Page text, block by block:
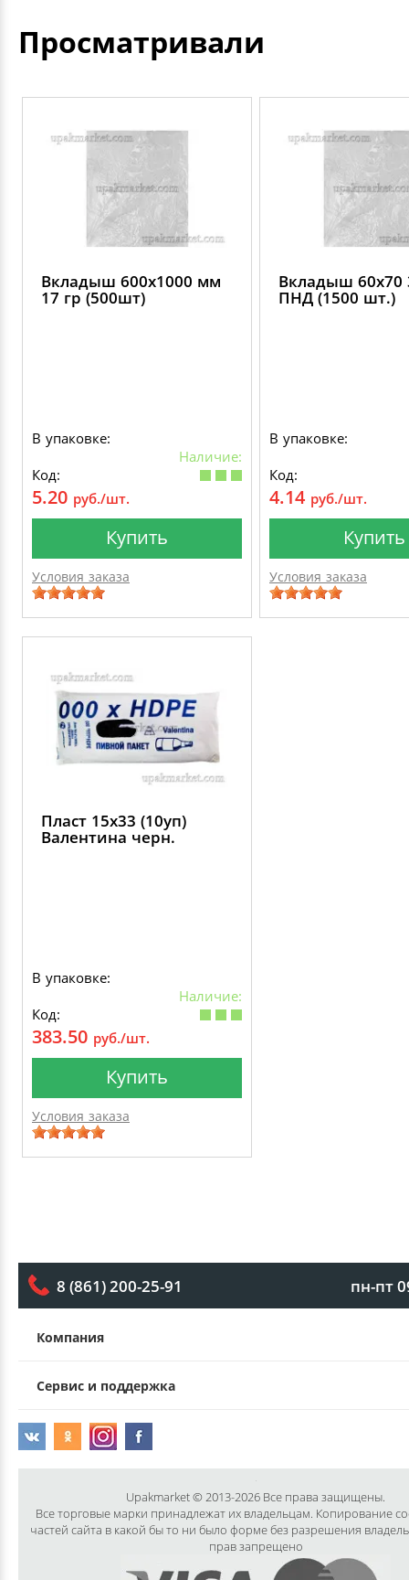
Просматривали
Вкладыш 600х1000 мм
17 гр (500шт)
В упаковке:
Наличие:
Код:
5.20 руб./шт.
Купить
Условия заказа
Вкладыш 60х70
ПНД (1500 шт.)
В упаковке:
Код:
4.14 руб./шт.
Купить
Условия заказа
Пласт 15х33 (10уп)
Валентина черн.
В упаковке:
Наличие:
Код:
383.50 руб./шт.
Купить
Условия заказа
8 (861) 200-25-91 пн-пт
Компания
Сервис и поддержка
Upakmarket © 2013-2026 Все права защищены.
Все торговые марки принадлежат их владельцам. Копирование
частей сайта в какой бы то ни было форме без разрешения
прав запрещено